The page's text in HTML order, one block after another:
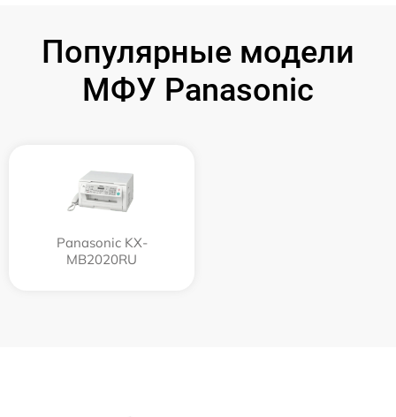
Популярные модели
МФУ Panasonic
Panasonic KX-
MB2020RU